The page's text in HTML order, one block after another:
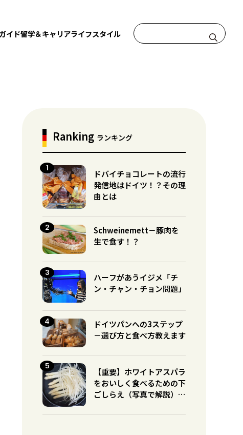
イド留学＆キャリアライフスタイル
Ranking ランキング
ドバイチョコレートの流行
発信地はドイツ！？その理
由とは
Schweinemett－豚肉を
生で食す！？
ハーフがあうイジメ「チ
ン・チャン・チョン問題」
ドイツパンへの3ステップ
－選び方と食べ方教えます
【重要】ホワイトアスパラ
をおいしく食べるための下
ごしらえ（写真で解説）※